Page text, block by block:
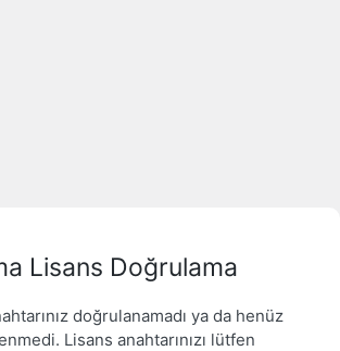
Lisans Doğrulama
doğrulanamadı ya da henüz
Lisans anahtarınızı lütfen